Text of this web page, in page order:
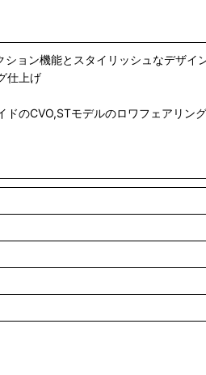
ョン機能とスタイリッシュなデザイ
仕上げ
のCVO,STモデルのロワフェアリン